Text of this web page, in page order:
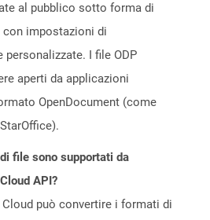
al pubblico sotto forma di
con impostazioni di
personalizzate. I file ODP
aperti da applicazioni
OpenDocument (come
file sono supportati da
API?
può convertire i formati di